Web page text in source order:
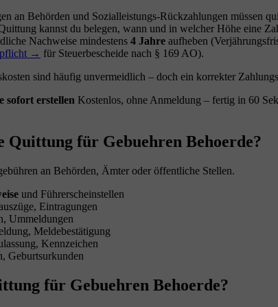
an Behörden und Sozialleistungs-Rückzahlungen müssen
kannst du belegen, wann und in welcher Höhe eine
Nachweise mindestens 4 Jahre aufheben (
→ für Steuerbescheide nach § 169 AO).
sind häufig unvermeidlich – doch ein korrekter
sofort erstellen Kostenlos, ohne Anmeldung – fertig in 60
Quittung für Gebuehren Behoerde?
an Behörden, Ämter oder öffentliche Stellen.
und Führerscheinstellen
Eintragungen
Ummeldungen
Meldebestätigung
Kennzeichen
Geburtsurkunden
für Gebuehren Behoerde?